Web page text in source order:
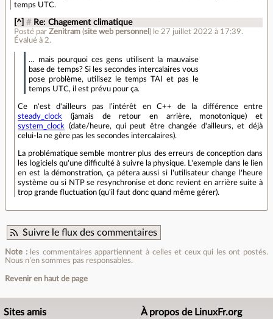
temps UTC.
[^] # Re: Chagement climatique
Posté parZenitram (site web personnel ) le 27 juillet 2022 à 17:39.
Évalué à 2.
… mais pourquoi ces gens utilisent la mauvaise
base de temps? Si les secondes intercalaires vous
pose problème, utilisez le temps TAI et pas le
temps UTC, il est prévu pour ça.
Ce n'est d'ailleurs pas l’intérêt en C++ de la différence entre
steady_clock
(jamais de retour en arrière, monotonique) et
system_clock
(date/heure, qui peut être changée d'ailleurs, et déjà
celui-la ne gère pas les secondes intercalaires).
La problématique semble montrer plus des erreurs de conception dans
les logiciels qu'une difficulté à suivre la physique. L'exemple dans le lien
en est la démonstration, ça pétera aussi si l'utilisateur change l'heure
système ou si NTP se resynchronise et donc revient en arrière suite à
trop grande fluctuation (qu'il faut donc quand même gérer).
Suivre le flux des commentaires
Note :les commentaires appartiennent à celles et ceux qui les ont postés.
Nous n’en sommes pas responsables.
Revenir en haut de page
Sites amis À propos de LinuxFr.org